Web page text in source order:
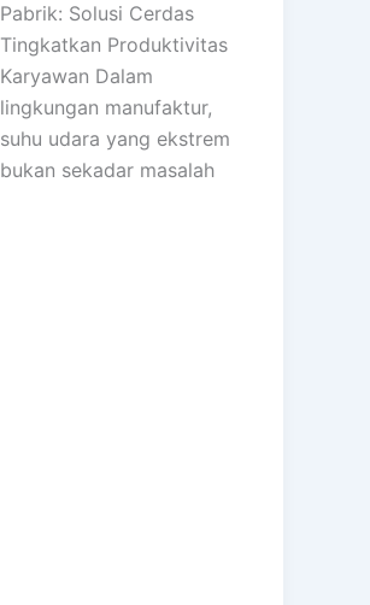
Pabrik: Solusi Cerdas
Tingkatkan Produktivitas
Karyawan Dalam
lingkungan manufaktur,
suhu udara yang ekstrem
bukan sekadar masalah